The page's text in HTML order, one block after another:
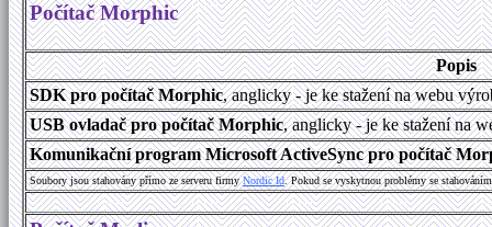
Počítač Morphic
Popis
SDK pro počítač Morphic, anglicky - je ke stažení na webu
USB ovladač pro počítač Morphic, anglicky - je ke stažení na
Komunikační program Microsoft ActiveSync pro počítač
Soubory jsou stahovány přímo ze serveru firmyNordic Id. Pokud se vyskytnou problémy se